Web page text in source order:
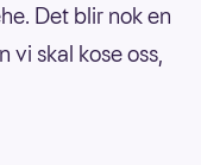
Det blir nok en
vi skal kose oss,